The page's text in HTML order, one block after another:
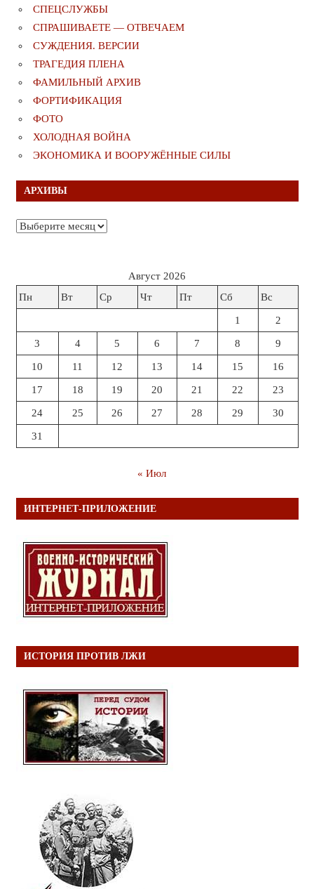
СПЕЦСЛУЖБЫ
СПРАШИВАЕТЕ — ОТВЕЧАЕМ
СУЖДЕНИЯ. ВЕРСИИ
ТРАГЕДИЯ ПЛЕНА
ФАМИЛЬНЫЙ АРХИВ
ФОРТИФИКАЦИЯ
ФОТО
ХОЛОДНАЯ ВОЙНА
ЭКОНОМИКА И ВООРУЖЁННЫЕ СИЛЫ
АРХИВЫ
Архивы
Август 2026
Пн
Вт Ср Чт Пт Сб Вс
1 2
3 4 5 6 7 8 9
10 11 12 13 14 15 16
17 18 19 20 21 22 23
24 25 26 27 28 29 30
31
« Июл
ИНТЕРНЕТ-ПРИЛОЖЕНИЕ
ИСТОРИЯ ПРОТИВ ЛЖИ